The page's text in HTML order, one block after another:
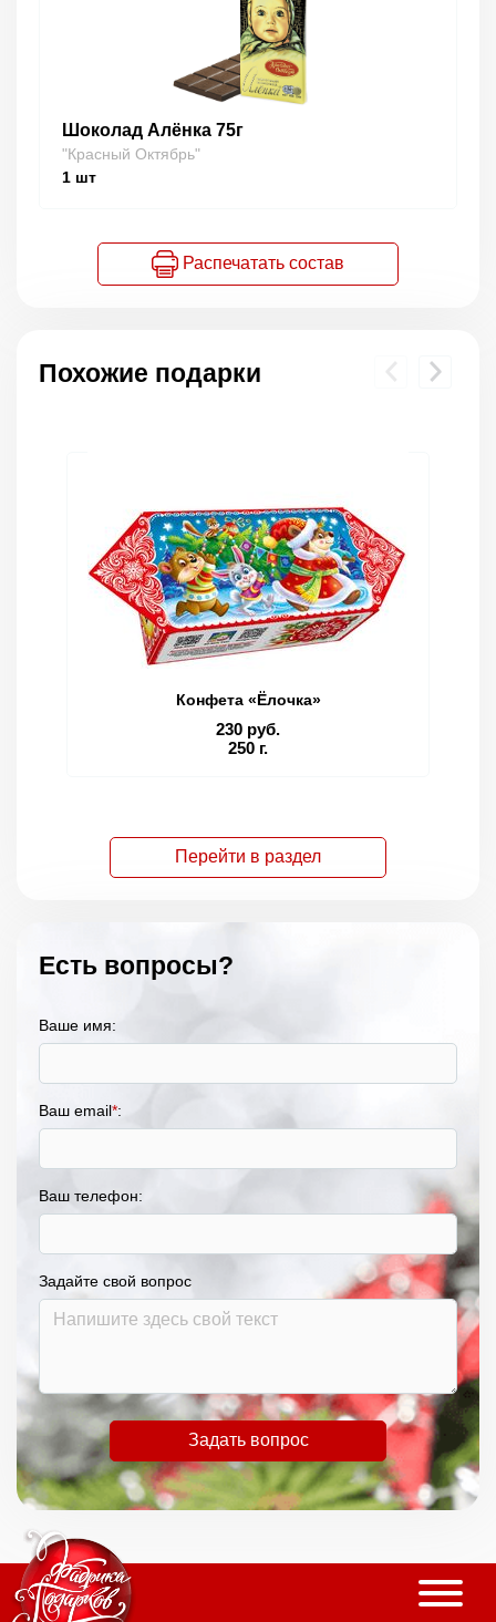
Шоколад Алёнка 75г
"Красный Октябрь"
1 шт
Распечатать состав
Похожие подарки
Конфета «Ёлочка»
230 руб.
250 г.
Перейти в раздел
Есть вопросы?
Ваше имя:
Ваш email*:
Ваш телефон:
Задайте свой вопрос
Задать вопрос